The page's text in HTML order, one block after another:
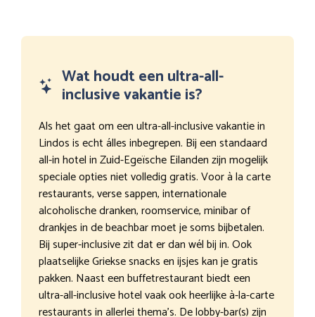
Wat houdt een ultra-all-
inclusive vakantie is?
Als het gaat om een ultra-all-inclusive vakantie in
Lindos is echt álles inbegrepen. Bij een standaard
all-in hotel in Zuid-Egeïsche Eilanden zijn mogelijk
speciale opties niet volledig gratis. Voor à la carte
restaurants, verse sappen, internationale
alcoholische dranken, roomservice, minibar of
drankjes in de beachbar moet je soms bijbetalen.
Bij super-inclusive zit dat er dan wél bij in. Ook
plaatselijke Griekse snacks en ijsjes kan je gratis
pakken. Naast een buffetrestaurant biedt een
ultra-all-inclusive hotel vaak ook heerlijke à-la-carte
restaurants in allerlei thema’s. De lobby-bar(s) zijn